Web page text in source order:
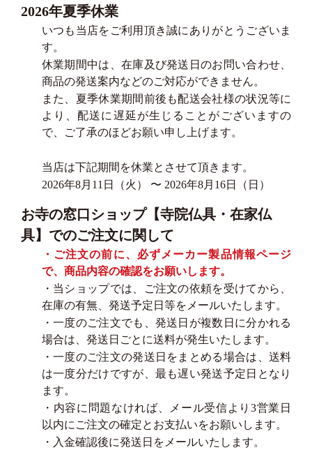
2026年夏季休業
いつも当店をご利用頂き誠にありがとうございま
す。
休業期間中は、在庫及び発送日のお問い合わせ、
商品の発送案内などのご対応ができません。
また、夏季休業期間前後も配送会社様の状況等に
より、配送に遅延が生じることがございますの
で、ご了承のほどお願い申し上げます。
当店は下記期間を休業とさせて頂きます。
2026年8月11日（火） 〜 2026年8月16日（日）
お寺の窓口ショップ【寺院仏具・在家仏
具】でのご注文に関して
・ご注文の前に、必ずメーカー製品情報ページ
で、商品内容の確認をお願いします。
・当ショップでは、ご注文の依頼を受けてから、
在庫の有無、発送予定日等をメールいたします。
・一度のご注文でも、発送日が複数日に分かれる
場合は、発送日ごとに送料が発生いたします。
・一度のご注文の発送日をまとめる場合は、送料
は一度分だけですが、最も遅い発送予定日となり
ます。
・内容に問題なければ、メール受信より3営業日
以内にご注文の確定とお支払いをお願いします。
・入金確認後に発送日をメールいたします。